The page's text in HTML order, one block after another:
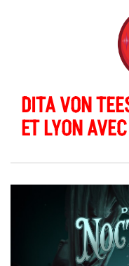
DITA VON
ET LYON